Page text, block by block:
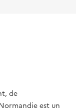
de
est un